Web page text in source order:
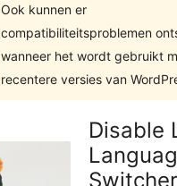
Ook kunnen er
compatibiliteitsproblemen
wanneer het wordt gebruikt
recentere versies van
Disable
Switcher